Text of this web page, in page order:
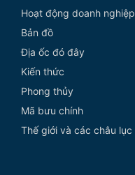
Hoạt động doanh nghiệp
Bản đồ
Địa ốc đó đây
Kiến thức
Phong thủy
Mã bưu chính
Thế giới và các châu lục